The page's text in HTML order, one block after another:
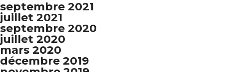
septembre 2021
juillet 2021
septembre 2020
juillet 2020
mars 2020
décembre 2019